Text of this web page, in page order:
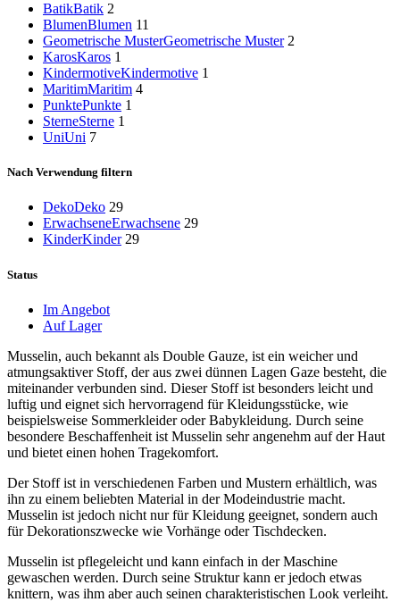
BatikBatik 2
BlumenBlumen 11
Geometrische MusterGeometrische Muster 2
KarosKaros 1
KindermotiveKindermotive 1
MaritimMaritim 4
PunktePunkte 1
SterneSterne 1
UniUni 7
Nach Verwendung filtern
DekoDeko 29
ErwachseneErwachsene 29
KinderKinder 29
Status
Im Angebot
Auf Lager
Musselin, auch bekannt als Double Gauze, ist ein weicher und
atmungsaktiver Stoff, der aus zwei dünnen Lagen Gaze besteht, die
miteinander verbunden sind. Dieser Stoff ist besonders leicht und
luftig und eignet sich hervorragend für Kleidungsstücke, wie
beispielsweise Sommerkleider oder Babykleidung. Durch seine
besondere Beschaffenheit ist Musselin sehr angenehm auf der Haut
und bietet einen hohen Tragekomfort.
Der Stoff ist in verschiedenen Farben und Mustern erhältlich, was
ihn zu einem beliebten Material in der Modeindustrie macht.
Musselin ist jedoch nicht nur für Kleidung geeignet, sondern auch
für Dekorationszwecke wie Vorhänge oder Tischdecken.
Musselin ist pflegeleicht und kann einfach in der Maschine
gewaschen werden. Durch seine Struktur kann er jedoch etwas
knittern, was ihm aber auch seinen charakteristischen Look verleiht.